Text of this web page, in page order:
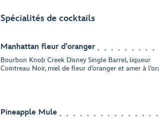
Spécialités de cocktails
Manhattan fleur d'oranger
Bourbon Knob Creek Disney Single Barrel, liqueur
Cointreau Noir, miel de fleur d’oranger et amer à
Pineapple Mule